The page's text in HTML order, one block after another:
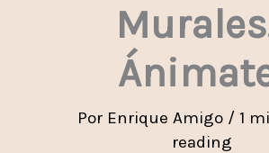
Por Enrique Amigo / 1
reading